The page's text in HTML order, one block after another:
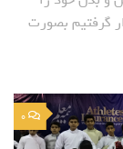
بصورت
0